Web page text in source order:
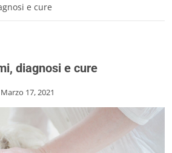
e cure
diagnosi e cure
Marzo 17, 2021